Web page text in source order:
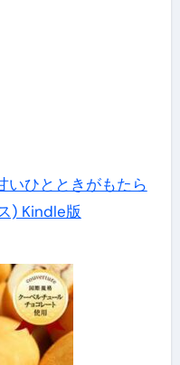
いひとときがもたら
) Kindle版